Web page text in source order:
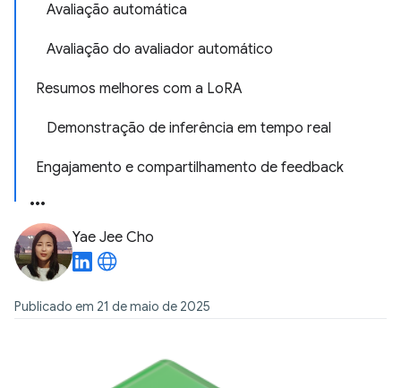
Avaliação automática
Avaliação do avaliador automático
Resumos melhores com a LoRA
Demonstração de inferência em tempo real
Engajamento e compartilhamento de feedback
Yae Jee Cho
Publicado em 21 de maio de 2025